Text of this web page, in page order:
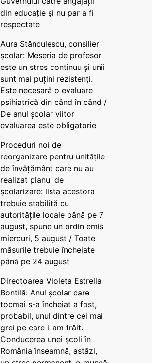
din educație și nu par a fi
respectate
Aura Stănculescu, consilier
școlar: Meseria de profesor
este un stres continuu și unii
sunt mai puțini rezistenți.
Este necesară o evaluare
psihiatrică din când în când /
De anul școlar viitor
evaluarea este obligatorie
Proceduri noi de
reorganizare pentru unitățile
de învățământ care nu au
realizat planul de
școlarizare: lista acestora
trebuie stabilită cu
autoritățile locale până pe 7
august, spune un ordin emis
miercuri, 5 august / Toate
măsurile trebuie încheiate
până pe 24 august
Directoarea Violeta Estrella
Bontilă: Anul școlar care
tocmai s-a încheiat a fost,
probabil, unul dintre cei mai
grei pe care i-am trăit.
Conducerea unei școli în
România înseamnă, astăzi,